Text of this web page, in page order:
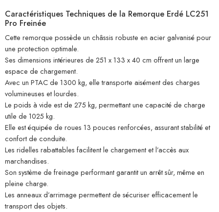
Caractéristiques Techniques de la Remorque Erdé LC251
Pro Freinée
Cette remorque possède un châssis robuste en acier galvanisé pour
une protection optimale.
Ses dimensions intérieures de 251 x 133 x 40 cm offrent un large
espace de chargement.
Avec un PTAC de 1300 kg, elle transporte aisément des charges
volumineuses et lourdes.
Le poids à vide est de 275 kg, permettant une capacité de charge
utile de 1025 kg.
Elle est équipée de roues 13 pouces renforcées, assurant stabilité et
confort de conduite.
Les ridelles rabattables facilitent le chargement et l’accès aux
marchandises.
Son système de freinage performant garantit un arrêt sûr, même en
pleine charge.
Les anneaux d’arrimage permettent de sécuriser efficacement le
transport des objets.